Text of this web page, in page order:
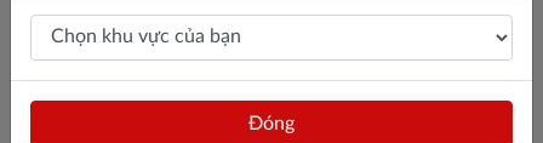
Đóng